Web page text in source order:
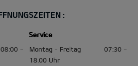
:
08:00 -
Service
Montag - Freitag
07:30 -
18.00 Uhr